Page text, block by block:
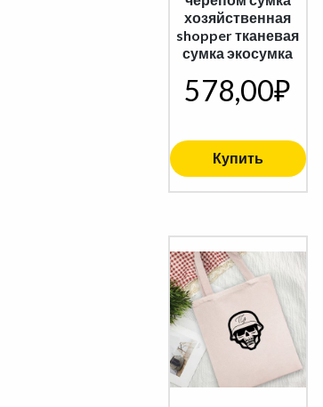
хозяйственная
shopper тканевая
сумка экосумка
578,00₽
Купить